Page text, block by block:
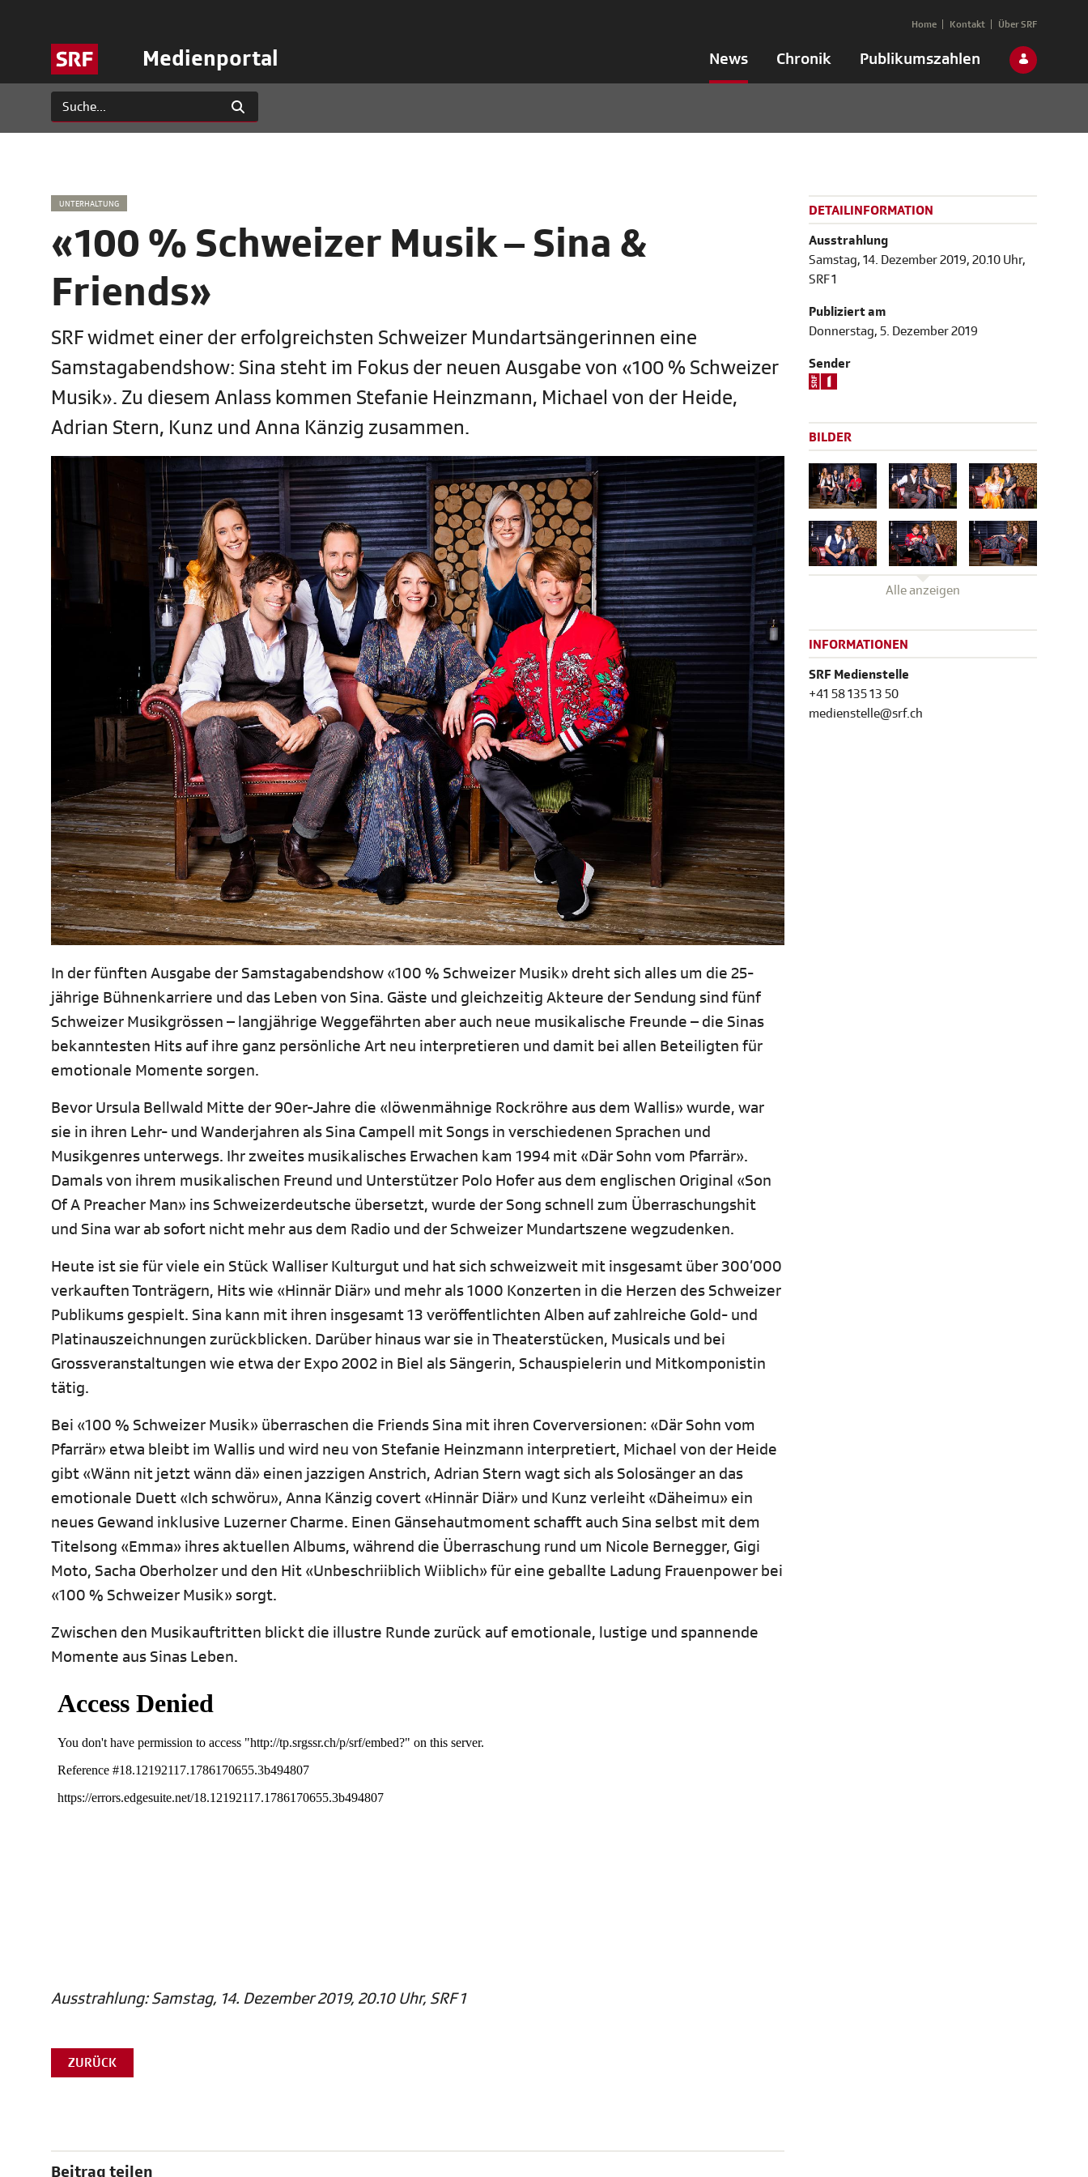
Medienportal News Chronik Publikumszahlen
Home Kontakt Über SRF
UNTERHALTUNG
«100 % Schweizer Musik – Sina &
Friends»
SRF widmet einer der erfolgreichsten Schweizer Mundartsängerinnen eine
Samstagabendshow: Sina steht im Fokus der neuen Ausgabe von «100 % Schweizer
Musik». Zu diesem Anlass kommen Stefanie Heinzmann, Michael von der Heide,
Adrian Stern, Kunz und Anna Känzig zusammen.
In der fünften Ausgabe der Samstagabendshow «100 % Schweizer Musik» dreht sich alles um die 25-
jährige Bühnenkarriere und das Leben von Sina. Gäste und gleichzeitig Akteure der Sendung sind fünf
Schweizer Musikgrössen – langjährige Weggefährten aber auch neue musikalische Freunde – die Sinas
bekanntesten Hits auf ihre ganz persönliche Art neu interpretieren und damit bei allen Beteiligten für
emotionale Momente sorgen.
Bevor Ursula Bellwald Mitte der 90er-Jahre die «löwenmähnige Rockröhre aus dem Wallis» wurde, war
sie in ihren Lehr- und Wanderjahren als Sina Campell mit Songs in verschiedenen Sprachen und
Musikgenres unterwegs. Ihr zweites musikalisches Erwachen kam 1994 mit «Där Sohn vom Pfarrär».
Damals von ihrem musikalischen Freund und Unterstützer Polo Hofer aus dem englischen Original «Son
Of A Preacher Man» ins Schweizerdeutsche übersetzt, wurde der Song schnell zum Überraschungshit
und Sina war ab sofort nicht mehr aus dem Radio und der Schweizer Mundartszene wegzudenken.
Heute ist sie für viele ein Stück Walliser Kulturgut und hat sich schweizweit mit insgesamt über 300’000
verkauften Tonträgern, Hits wie «Hinnär Diär» und mehr als 1000 Konzerten in die Herzen des Schweizer
Publikums gespielt. Sina kann mit ihren insgesamt 13 veröffentlichten Alben auf zahlreiche Gold- und
Platinauszeichnungen zurückblicken. Darüber hinaus war sie in Theaterstücken, Musicals und bei
Grossveranstaltungen wie etwa der Expo 2002 in Biel als Sängerin, Schauspielerin und Mitkomponistin
tätig.
Bei «100 % Schweizer Musik» überraschen die Friends Sina mit ihren Coverversionen: «Där Sohn vom
Pfarrär» etwa bleibt im Wallis und wird neu von Stefanie Heinzmann interpretiert, Michael von der Heide
gibt «Wänn nit jetzt wänn dä» einen jazzigen Anstrich, Adrian Stern wagt sich als Solosänger an das
emotionale Duett «Ich schwöru», Anna Känzig covert «Hinnär Diär» und Kunz verleiht «Däheimu» ein
neues Gewand inklusive Luzerner Charme. Einen Gänsehautmoment schafft auch Sina selbst mit dem
Titelsong «Emma» ihres aktuellen Albums, während die Überraschung rund um Nicole Bernegger, Gigi
Moto, Sacha Oberholzer und den Hit «Unbeschriiblich Wiiblich» für eine geballte Ladung Frauenpower bei
«100 % Schweizer Musik» sorgt.
Zwischen den Musikauftritten blickt die illustre Runde zurück auf emotionale, lustige und spannende
Momente aus Sinas Leben.
Ausstrahlung: Samstag, 14. Dezember 2019, 20.10 Uhr, SRF 1
ZURÜCK
Beitrag teilen
DETAILINFORMATION
Ausstrahlung
Samstag, 14. Dezember 2019, 20.10 Uhr,
SRF 1
Publiziert am
Donnerstag, 5. Dezember 2019
Sender
BILDER
Alle anzeigen
INFORMATIONEN
SRF Medienstelle
+41 58 135 13 50
medienstelle@srf.ch